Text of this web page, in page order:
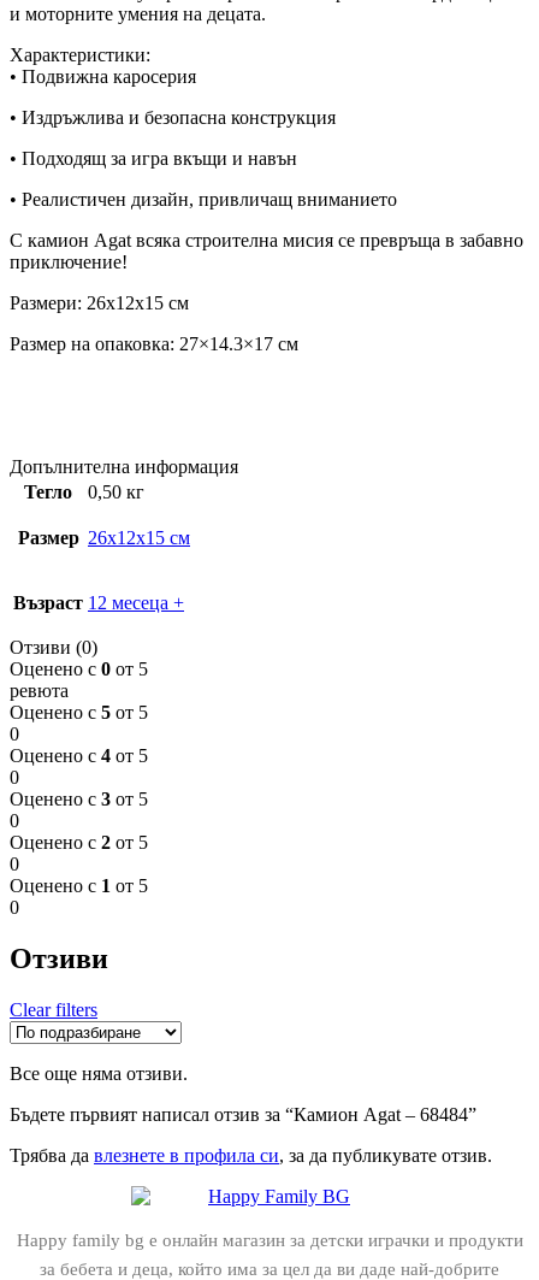
и моторните умения на децата.
Характеристики:
• Подвижна каросерия
• Издръжлива и безопасна конструкция
• Подходящ за игра вкъщи и навън
• Реалистичен дизайн, привличащ вниманието
С камион Agat всяка строителна мисия се превръща в забавно
приключение!
Размери: 26x12x15 см
Размер на опаковка: 27×14.3×17 см
Допълнителна информация
Тегло
0,50 кг
Размер 26x12x15 см
Възраст 12 месеца +
Отзиви (0)
Оценено с 0 от 5
ревюта
Оценено с 5 от 5
0
Оценено с 4 от 5
0
Оценено с 3 от 5
0
Оценено с 2 от 5
0
Оценено с 1 от 5
0
Отзиви
Clear filters
Все още няма отзиви.
Бъдете първият написал отзив за “Камион Agat – 68484”
Трябва да влезнете в профила си, за да публикувате отзив.
Happy family bg е онлайн магазин за детски играчки и продукти
за бебета и деца, който има за цел да ви даде най-добрите